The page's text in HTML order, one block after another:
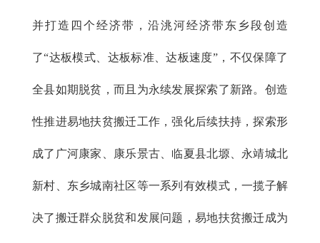
并打造四个经济带，沿洮河经济带东乡段创造
了“达板模式、达板标准、达板速度”，不仅保障了
全县如期脱贫，而且为永续发展探索了新路。创造
性推进易地扶贫搬迁工作，强化后续扶持，探索形
成了广河康家、康乐景古、临夏县北塬、永靖城北
新村、东乡城南社区等一系列有效模式，一揽子解
决了搬迁群众脱贫和发展问题，易地扶贫搬迁成为